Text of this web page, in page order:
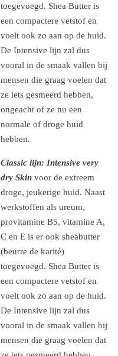
toegevoegd. Shea Butter is
een compactere vetstof en
voelt ook zo aan op de huid.
De Intensive lijn zal dus
vooral in de smaak vallen bij
mensen die graag voelen dat
ze iets gesmeerd hebben,
ongeacht of ze nu een
normale of droge huid
hebben.
Classic lijn: Intensive very
dry Skin voor de extreem
droge, jeukerige huid. Naast
werkstoffen als ureum,
provitamine B5, vitamine A,
C en E is er ook sheabutter
(beurre de karité)
toegevoegd. Shea Butter is
een compactere vetstof en
voelt ook zo aan op de huid.
De Intensive lijn zal dus
vooral in de smaak vallen bij
mensen die graag voelen dat